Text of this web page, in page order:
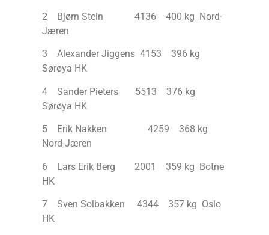
2 Bjørn Stein 4136 400 kg Nord-
Jæren
3 Alexander Jiggens 4153 396 kg
Sørøya HK
4 Sander Pieters 5513 376 kg
Sørøya HK
5 Erik Nakken 4259 368 kg
Nord-Jæren
6 Lars Erik Berg 2001 359 kg Botne
HK
7 Sven Solbakken 4344 357 kg Oslo
HK